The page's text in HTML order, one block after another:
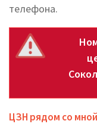
телефона.
ЦЗН рядом со